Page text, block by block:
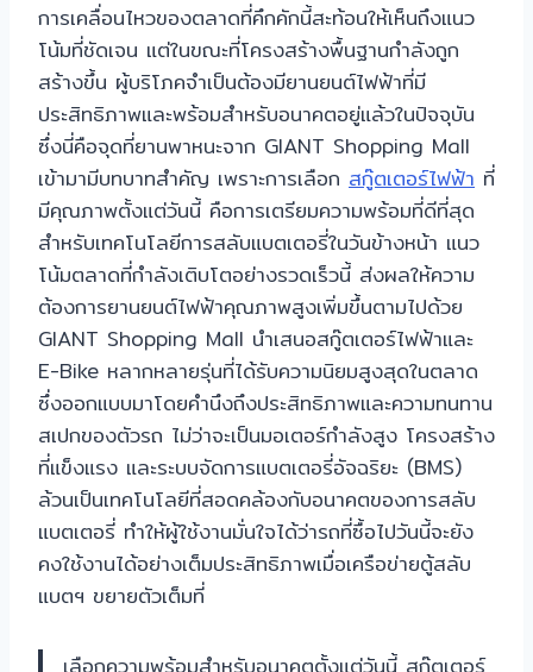
การเคลื่อนไหวของตลาดที่คึกคักนี้สะท้อนให้เห็นถึงแนว
โน้มที่ชัดเจน แต่ในขณะที่โครงสร้างพื้นฐานกำลังถูก
สร้างขึ้น ผู้บริโภคจำเป็นต้องมียานยนต์ไฟฟ้าที่มี
ประสิทธิภาพและพร้อมสำหรับอนาคตอยู่แล้วในปัจจุบัน
ซึ่งนี่คือจุดที่ยานพาหนะจาก GIANT Shopping Mall
เข้ามามีบทบาทสำคัญ เพราะการเลือก สกู๊ตเตอร์ไฟฟ้า ที่
มีคุณภาพตั้งแต่วันนี้ คือการเตรียมความพร้อมที่ดีที่สุด
สำหรับเทคโนโลยีการสลับแบตเตอรี่ในวันข้างหน้า แนว
โน้มตลาดที่กำลังเติบโตอย่างรวดเร็วนี้ ส่งผลให้ความ
ต้องการยานยนต์ไฟฟ้าคุณภาพสูงเพิ่มขึ้นตามไปด้วย
GIANT Shopping Mall นำเสนอสกู๊ตเตอร์ไฟฟ้าและ
E-Bike หลากหลายรุ่นที่ได้รับความนิยมสูงสุดในตลาด
ซึ่งออกแบบมาโดยคำนึงถึงประสิทธิภาพและความทนทาน
สเปกของตัวรถ ไม่ว่าจะเป็นมอเตอร์กำลังสูง โครงสร้าง
ที่แข็งแรง และระบบจัดการแบตเตอรี่อัจฉริยะ (BMS)
ล้วนเป็นเทคโนโลยีที่สอดคล้องกับอนาคตของการสลับ
แบตเตอรี่ ทำให้ผู้ใช้งานมั่นใจได้ว่ารถที่ซื้อไปวันนี้จะยัง
คงใช้งานได้อย่างเต็มประสิทธิภาพเมื่อเครือข่ายตู้สลับ
แบตฯ ขยายตัวเต็มที่
เลือกความพร้อมสำหรับอนาคตตั้งแต่วันนี้ สกู๊ตเตอร์